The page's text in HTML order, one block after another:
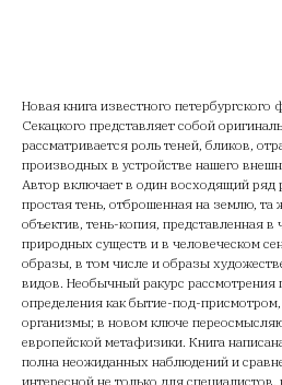
Новая книга известного
Секацкого представляет собой
рассматривается роль теней, бликов,
производных в устройстве нашего
Автор включает в один восходящий ряд
простая тень, отброшенная на землю, та
объектив, тень-копия, представленная
природных существ и в человеческом
образы, в том числе и образы
видов. Необычный ракурс рассмотрения
определения как бытие-под-
организмы; в новом ключе
европейской метафизики. Книга
полна неожиданных наблюдений и
интересной не только для